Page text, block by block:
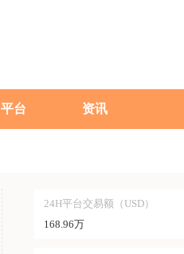
平台 资讯
24H平台交易额（USD）
168.96万